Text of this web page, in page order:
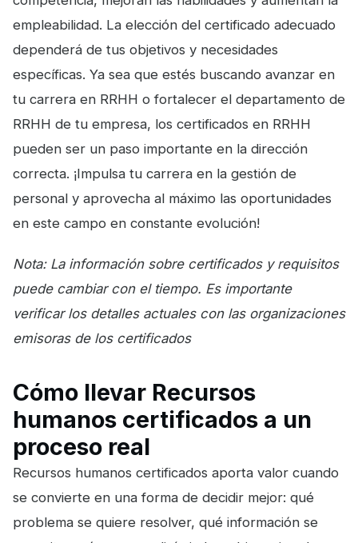
empleabilidad. La elección del certificado adecuado
dependerá de tus objetivos y necesidades
específicas. Ya sea que estés buscando avanzar en
tu carrera en RRHH o fortalecer el departamento de
RRHH de tu empresa, los certificados en RRHH
pueden ser un paso importante en la dirección
correcta. ¡Impulsa tu carrera en la gestión de
personal y aprovecha al máximo las oportunidades
en este campo en constante evolución!
Nota: La información sobre certificados y requisitos
puede cambiar con el tiempo. Es importante
verificar los detalles actuales con las organizaciones
emisoras de los certificados
Cómo llevar Recursos
humanos certificados a un
proceso real
Recursos humanos certificados aporta valor cuando
se convierte en una forma de decidir mejor: qué
problema se quiere resolver, qué información se